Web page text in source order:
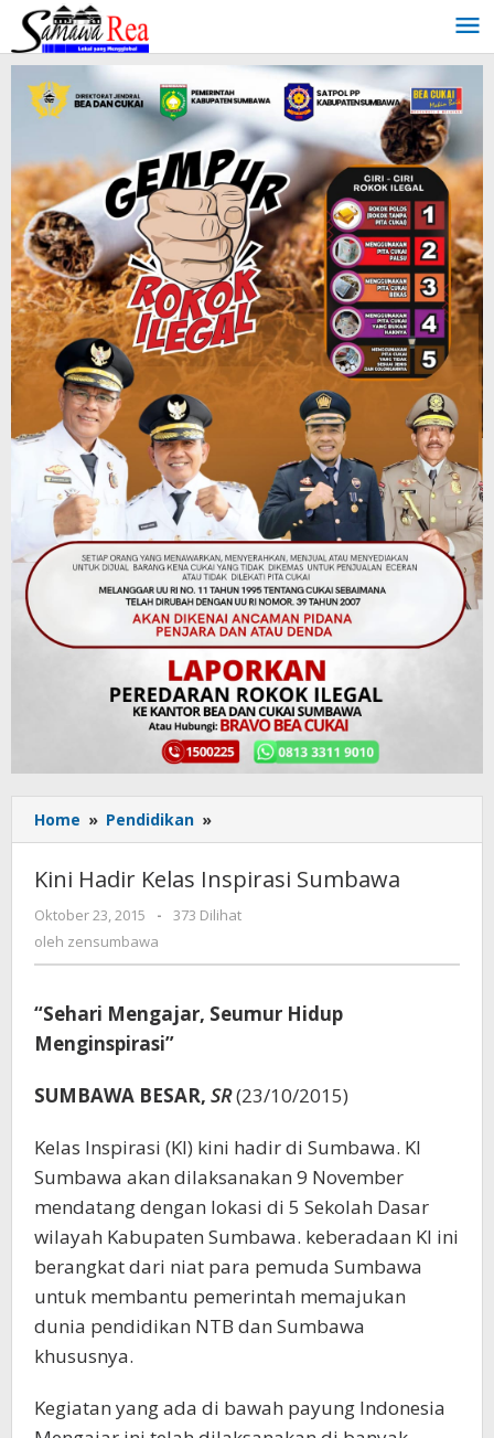
Lewati
konten
Home » Pendidikan »
Hadir
Inspirasi
Sumbawa
Kini Hadir Kelas Inspirasi Sumbawa
Oktober 23, 2015
oleh
zensumbawa
-
373 Dilihat
oleh zensumbawa
“Sehari Mengajar, Seumur Hidup
Menginspirasi”
SUMBAWA BESAR, SR(23/10/2015)
Kelas Inspirasi (KI) kini hadir di Sumbawa. KI
Sumbawa akan dilaksanakan 9 November
mendatang dengan lokasi di 5 Sekolah Dasar
wilayah Kabupaten Sumbawa. keberadaan KI ini
berangkat dari niat para pemuda Sumbawa
untuk membantu pemerintah memajukan
dunia pendidikan NTB dan Sumbawa
khususnya.
Kegiatan yang ada di bawah payung Indonesia